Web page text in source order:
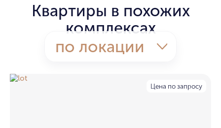
Квартиры в похожих
комплексах
по локации
Цена по запросу